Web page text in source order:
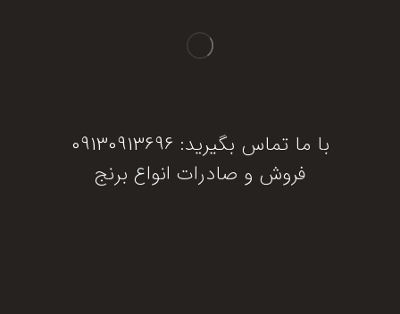
با ما تماس بگیرید: 09130913696
فروش و صادرات انواع برنج